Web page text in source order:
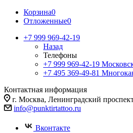
Корзина0
Отложенные0
+7 999 969-42-19
Назад
Телефоны
+7 999 969-42-19
+7 495 369-49-81
Контактная информация
г. Москва, Ленинградский
info@punktirtattoo.ru
Вконтакте